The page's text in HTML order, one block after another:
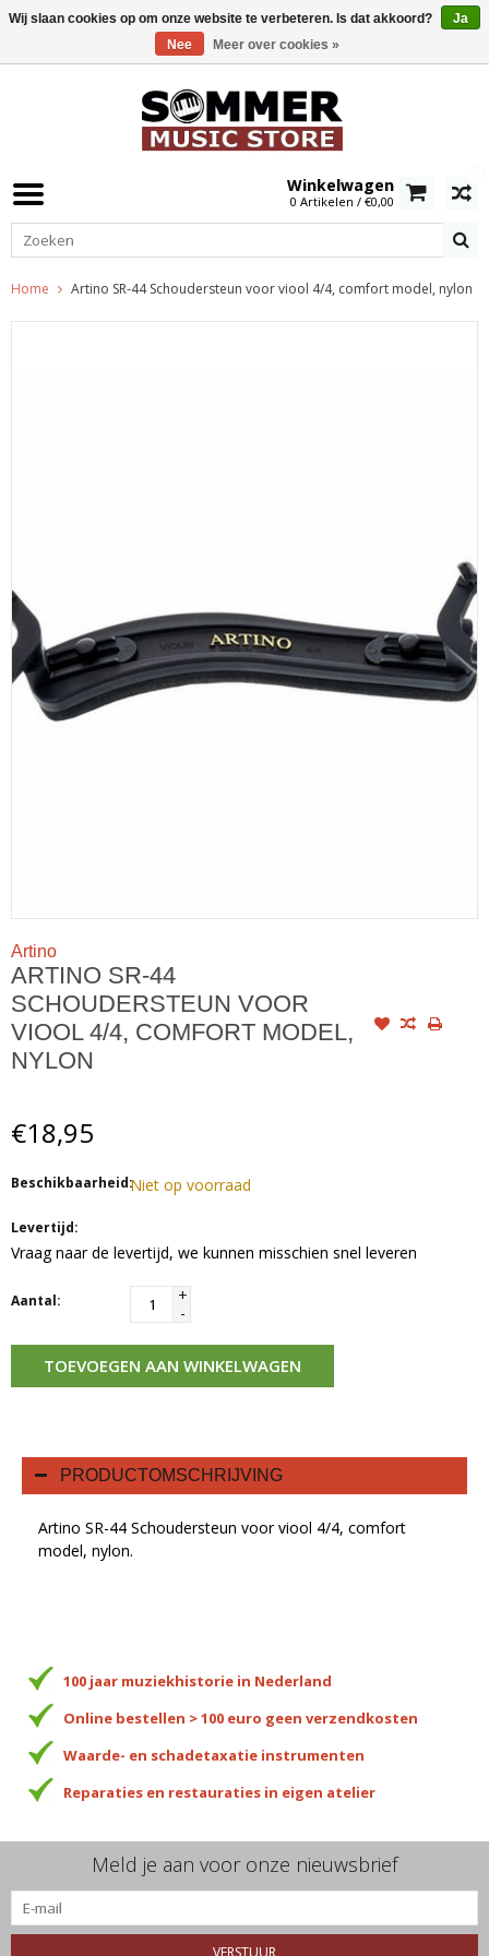
Winkelwagen
0 Artikelen / €0,00
Home Artino SR-44 Schoudersteun voor viool 4/4, comfort model, nylon
Artino
ARTINO SR-44
SCHOUDERSTEUN VOOR
VIOOL 4/4, COMFORT MODEL,
NYLON
€18,95
Beschikbaarheid:Niet op voorraad
Levertijd:
Vraag naar de levertijd, we kunnen misschien snel leveren
Aantal:
+
-
TOEVOEGEN AAN WINKELWAGEN
PRODUCTOMSCHRIJVING
Artino SR-44 Schoudersteun voor viool 4/4, comfort
model, nylon.
100 jaar muziekhistorie in Nederland
Online bestellen > 100 euro geen verzendkosten
Waarde- en schadetaxatie instrumenten
Reparaties en restauraties in eigen atelier
Meld je aan voor onze nieuwsbrief
VERSTUUR
Wij slaan cookies op om onze website te verbeteren. Is dat akkoord?
Ja
Nee
Meer over cookies »